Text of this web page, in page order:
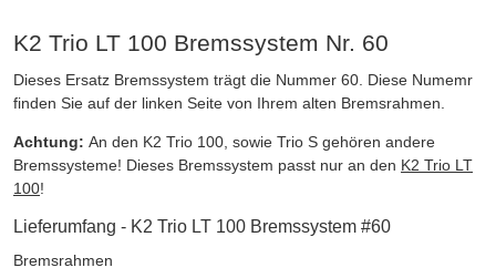
K2 Trio LT 100 Bremssystem Nr. 60
Dieses Ersatz Bremssystem trägt die Nummer 60. Diese Numemr
finden Sie auf der linken Seite von Ihrem alten Bremsrahmen.
Achtung: An den K2 Trio 100, sowie Trio S gehören andere
Bremssysteme! Dieses Bremssystem passt nur an den K2 Trio LT
100!
Lieferumfang - K2 Trio LT 100 Bremssystem #60
Bremsrahmen